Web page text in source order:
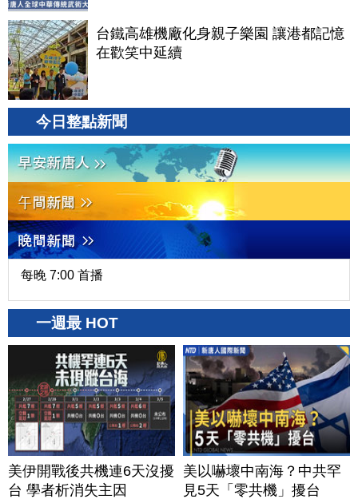
台鐵高雄機廠化身親子樂園 讓港都記憶
在歡笑中延續
今日整點新聞
每晚 7:00 首播
一週最 HOT
美伊開戰後共機連6天沒擾
台 學者析消失主因
美以嚇壞中南海？中共罕
見5天「零共機」擾台